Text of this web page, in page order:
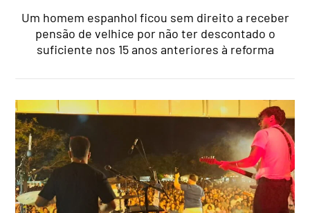
Um homem espanhol ficou sem direito a receber
pensão de velhice por não ter descontado o
suficiente nos 15 anos anteriores à reforma